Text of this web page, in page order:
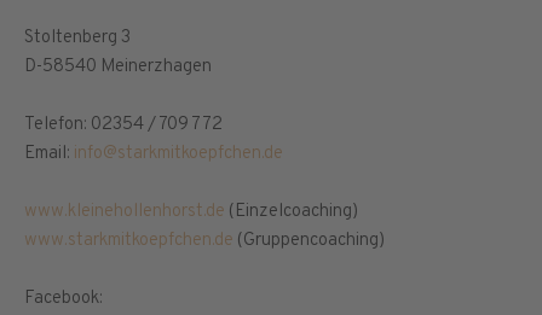
Stoltenberg 3
D-58540 Meinerzhagen
Telefon: 02354 / 709 772
Email: info@starkmitkoepfchen.de
www.kleinehollenhorst.de (Einzelcoaching)
www.starkmitkoepfchen.de (Gruppencoaching)
Facebook: